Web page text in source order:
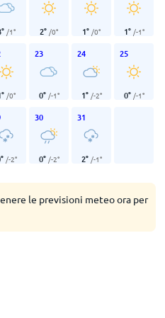
° /1° 2° /0° 1° /0° 1° /-1°
° /0°
23
0° /-1°
24
1° /-2°
25
0° /-1°
° /-2°
30
0° /-2°
31
2° /-1°
le previsioni meteo ora per